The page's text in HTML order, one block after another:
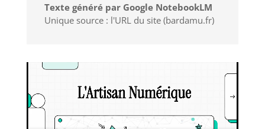
Texte généré par Google NotebookLM
Unique source : l'URL du site (bardamu.fr)